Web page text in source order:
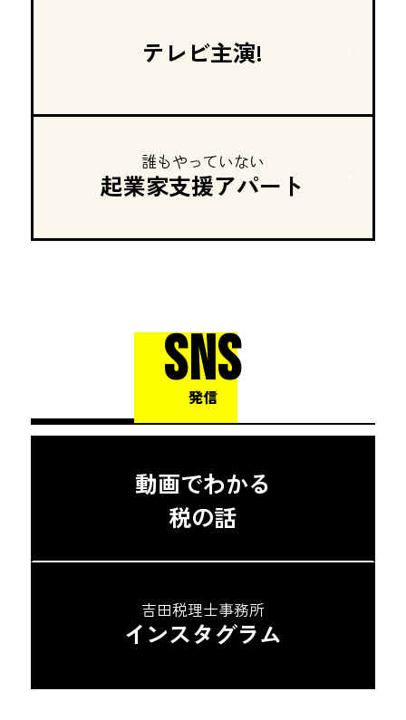
テレビ主演!
誰もやっていない
起業家支援アパート
SNS
発信
動画でわかる
税の話
吉田税理士事務所
インスタグラム